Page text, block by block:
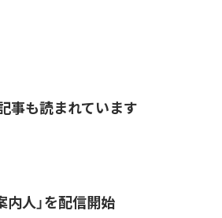
事も読まれています
内人」を配信開始